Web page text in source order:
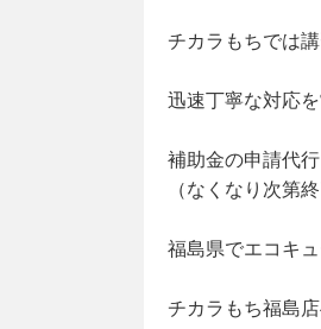
チカラもちでは
迅速丁寧な対応
補助金の申請代
（なくなり次第終
福島県でエコキ
チカラもち福島